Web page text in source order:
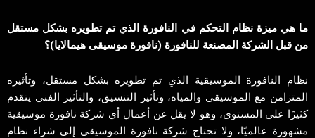
ما هي ميزة نظام التحكم في النافورة الذي تم تطويره بشكل مستقل
من قبل الشركة المصنعة للنافورة (نافورة موسيقى هيمالايا)؟
نظام النافورة الموسيقية الذي تم تطويره بشكل مستقل، وتأثيره
المتزامن مع الموسيقى والمياه، وتأثير التنسيق، والتأثير الفني يتقدم
كثيرًا على المستوى، وهو لا يقل عن أعمال أي شركة نافورة موسيقية
مشهورة عالميًا، ولا تحتاج شركة نافورة الموسيقى إلى شراء نظام